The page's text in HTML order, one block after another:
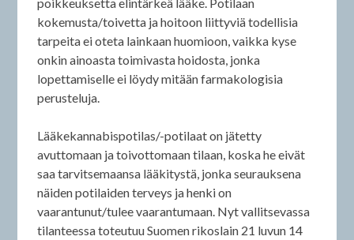
kokemusta/toivetta ja hoitoon liittyviä todellisia
tarpeita ei oteta lainkaan huomioon, vaikka kyse
onkin ainoasta toimivasta hoidosta, jonka
lopettamiselle ei löydy mitään farmakologisia
perusteluja.
Lääkekannabispotilas/-potilaat on jätetty
avuttomaan ja toivottomaan tilaan, koska he eivät
saa tarvitsemaansa lääkitystä, jonka seurauksena
näiden potilaiden terveys ja henki on
vaarantunut/tulee vaarantumaan. Nyt vallitsevassa
tilanteessa toteutuu Suomen rikoslain 21 luvun 14